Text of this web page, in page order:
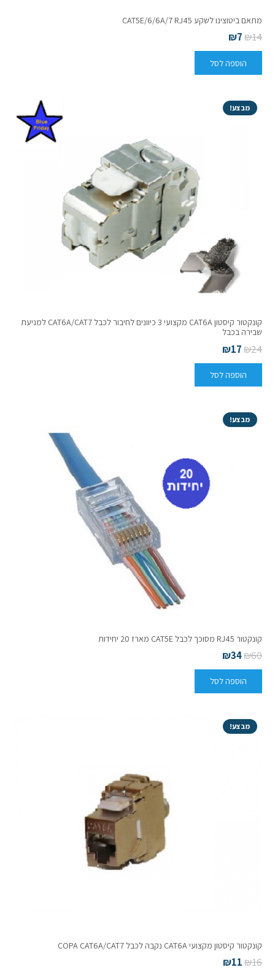
מתאם ביטוצינו לשקע CAT5E/6/6A/7 RJ45
₪14
₪7
הוספה לסל
מבצע!
קונקטור קיסטון CAT6A מקצועי 3 כיוונים לחיבור לכבל CAT6A/CAT7 למניעת
שבירה בכבל
₪24
₪17
הוספה לסל
מבצע!
קונקטור RJ45 מסוכך לכבל CAT5E מארז 20 יחידות
₪60
₪34
הוספה לסל
מבצע!
קונקטור קיסטון מקצועי CAT6A נקבה לכבל COPA CAT6A/CAT7
₪16
₪11